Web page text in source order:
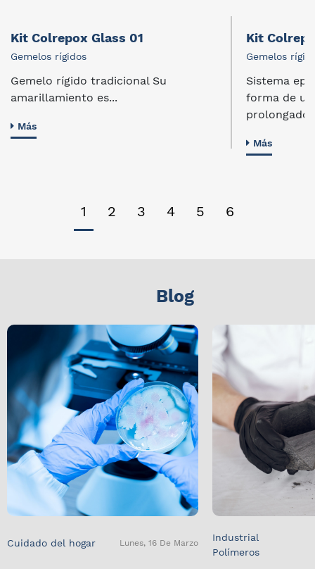
Kit Colrepox Glass 01
Gemelos rígidos
Gemelo rígido tradicional Su
amarillamiento es...
Más
Kit
Gemelos
Sistema
forma de
prolongado
Más
1 2 3 4 5 6
Blog
Cuidado del hogar Lunes, 16 De Marzo
Industrial
Polímeros